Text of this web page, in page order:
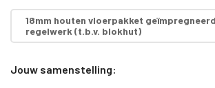
18mm houten vloerpakket
regelwerk (t.b.v. blokhut)
Jouw samenstelling: